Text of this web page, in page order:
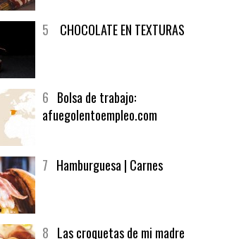
afuegolentoempleo.com